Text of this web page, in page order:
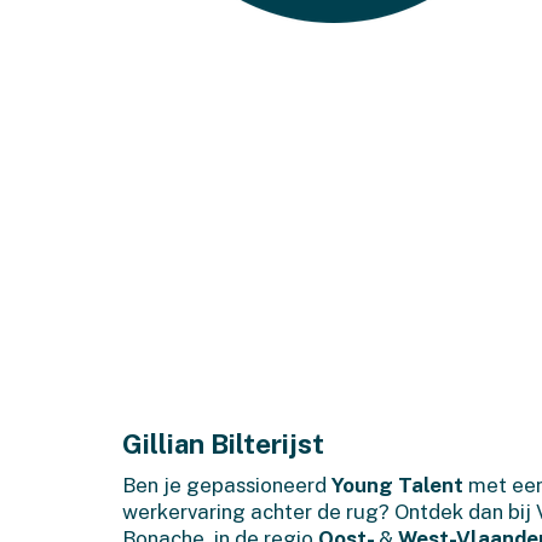
Gillian Bilterijst
Ben je gepassioneerd Young Talent met
werkervaring achter de rug? Ontdek dan